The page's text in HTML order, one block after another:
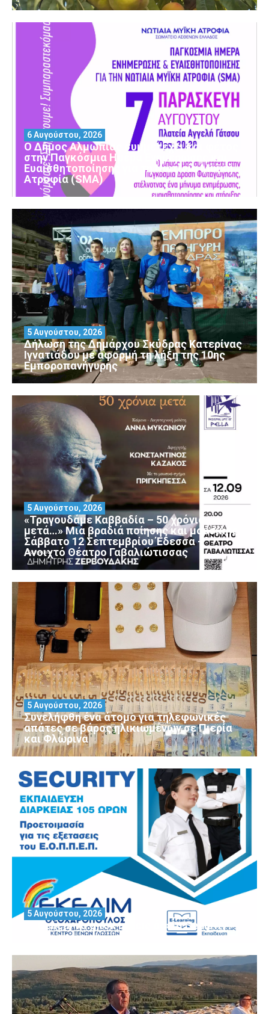
Ο Δήμος Αλμωπίας συμμετέχει και φέτος
στην Παγκόσμια Ημέρα Ενημέρωσης και
Ευαισθητοποίησης για τη Νωτιαία Μυϊκή
Ατροφία (SMA)
6 Αυγούστου, 2026
Δήλωση της Δημάρχου Σκύδρας Κατερίνας
Ιγνατιάδου με αφορμή τη λήξη της 10ης
Εμποροπανήγυρης
5 Αυγούστου, 2026
«Τραγουδάμε Καββαδία – 50 χρόνια
μετά…» Μια βραδιά ποίησης και μουσικής
Σάββατο 12 Σεπτεμβρίου Έδεσσα –
Ανοιχτό Θέατρο Γαβαλιώτισσας
5 Αυγούστου, 2026
Συνελήφθη ένα άτομο για τηλεφωνικές
απάτες σε βάρος ηλικιωμένων σε Πιερία
και Φλώρινα
5 Αυγούστου, 2026
Θέλεις να αποκτήσεις άδεια Security?
5 Αυγούστου, 2026